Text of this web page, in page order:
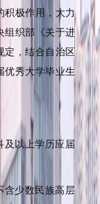
积极作用，大力
组织部《关于进
定，结合自治区
优秀大学毕业生
及以上学历应届
含少数民族高层